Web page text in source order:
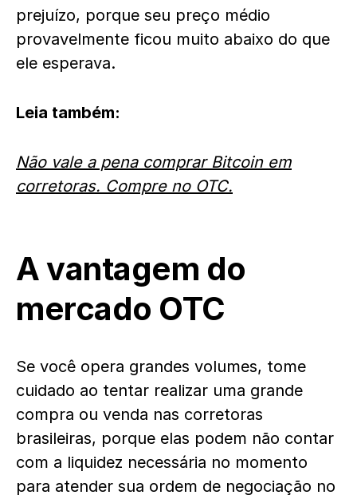
prejuízo, porque seu preço médio
provavelmente ficou muito abaixo do que
ele esperava.
Leia também:
Não vale a pena comprar Bitcoin em
corretoras. Compre no OTC.
A vantagem do
mercado OTC
Se você opera grandes volumes, tome
cuidado ao tentar realizar uma grande
compra ou venda nas corretoras
brasileiras, porque elas podem não contar
com a liquidez necessária no momento
para atender sua ordem de negociação no